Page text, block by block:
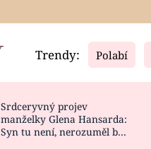
Video
CELEBRITY
VAŘENÍ
Trendy: Polabí
Srdceryvný projev
manželky Glena Hansarda:
Syn tu není, nerozuměl by